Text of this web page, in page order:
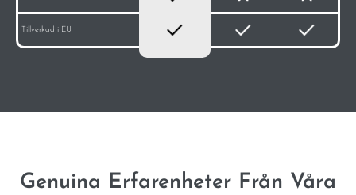
Tillverkad i EU
Genuina Erfarenheter Från Våra